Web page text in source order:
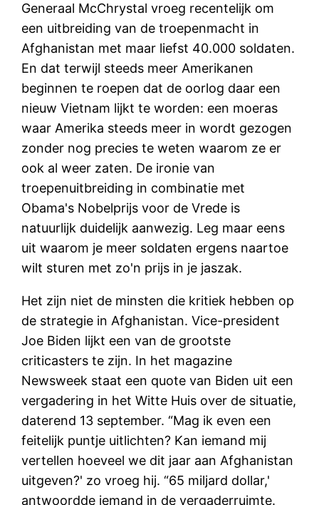
Generaal McChrystal vroeg recentelijk om
een uitbreiding van de troepenmacht in
Afghanistan met maar liefst 40.000 soldaten.
En dat terwijl steeds meer Amerikanen
beginnen te roepen dat de oorlog daar een
nieuw Vietnam lijkt te worden: een moeras
waar Amerika steeds meer in wordt gezogen
zonder nog precies te weten waarom ze er
ook al weer zaten. De ironie van
troepenuitbreiding in combinatie met
Obama's Nobelprijs voor de Vrede is
natuurlijk duidelijk aanwezig. Leg maar eens
uit waarom je meer soldaten ergens naartoe
wilt sturen met zo'n prijs in je jaszak.
Het zijn niet de minsten die kritiek hebben op
de strategie in Afghanistan. Vice-president
Joe Biden lijkt een van de grootste
criticasters te zijn. In het magazine
Newsweek staat een quote van Biden uit een
vergadering in het Witte Huis over de situatie,
daterend 13 september. “Mag ik even een
feitelijk puntje uitlichten? Kan iemand mij
vertellen hoeveel we dit jaar aan Afghanistan
uitgeven?' zo vroeg hij. “65 miljard dollar,'
antwoordde iemand in de vergaderruimte.